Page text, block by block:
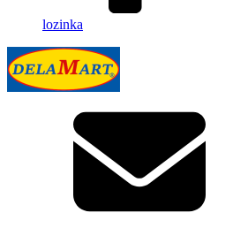
lozinka